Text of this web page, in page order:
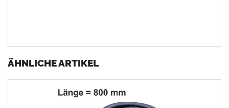
ÄHNLICHE ARTIKEL